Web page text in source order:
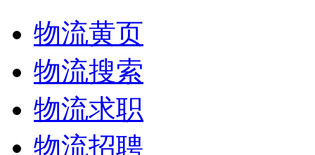
物流黄页
物流搜索
物流求职
物流招聘